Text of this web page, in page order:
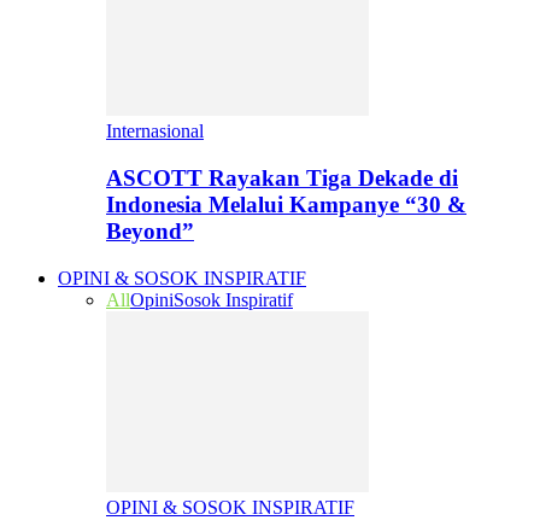
Internasional
ASCOTT Rayakan Tiga Dekade di
Indonesia Melalui Kampanye “30 &
Beyond”
OPINI & SOSOK INSPIRATIF
AllOpiniSosok Inspiratif
OPINI & SOSOK INSPIRATIF